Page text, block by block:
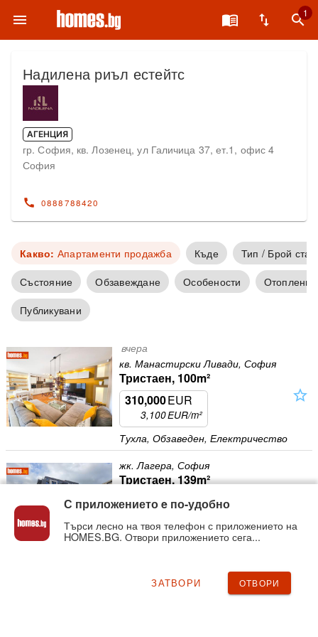
menu menu_book swap_vert search1
Надилена риъл естейтс
АГЕНЦИЯ
гр. София, кв. Лозенец, ул Галичица 37, ет.1, офис 4
София
call 0888788420
Какво: Апартаменти продажба Къде
Тип / Брой стаи
Състояние
Обзавеждане Особености
Отопление
Публикувани
вчера
кв. Манастирски Ливади, София
Тристаен, 100m²
310,000EUR
3,100EUR/m²
star_outline
Тухла, Обзаведен, Електричество
жк. Лагера, София
Тристаен, 139m²
370,000 EUR
Тухла, Необзаведен, ТЕЦ
Многостаен, 504m²
С приложението e по-удобно
Търси лесно на твоя телефон с приложението на
HOMES.BG. Отвори приложението сега...
ЗАТВОРИ ОТВОРИ